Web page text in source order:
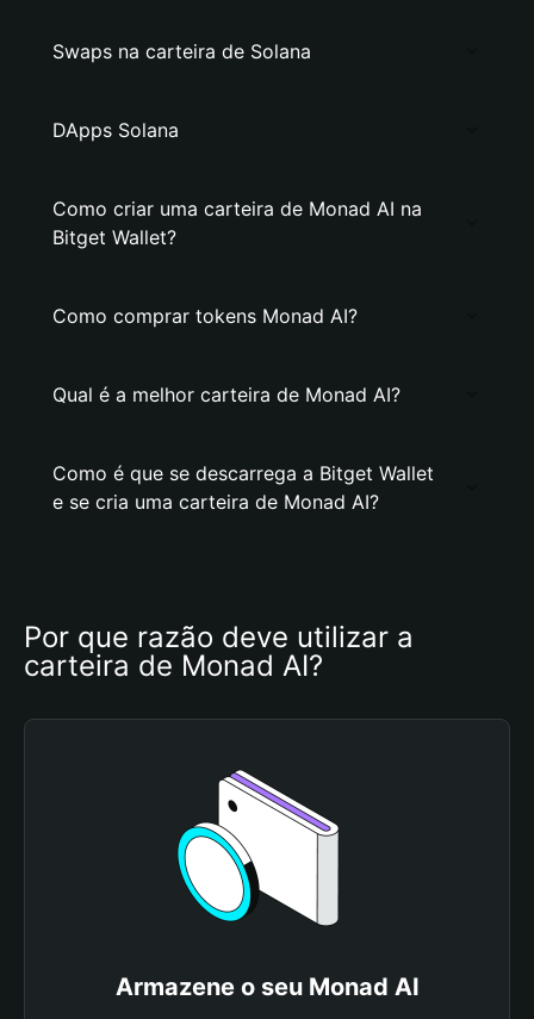
Swaps na carteira de Solana
DApps Solana
Como criar uma carteira de Monad AI na
Bitget Wallet?
Como comprar tokens Monad AI?
Qual é a melhor carteira de Monad AI?
Como é que se descarrega a Bitget Wallet
e se cria uma carteira de Monad AI?
Por que razão deve utilizar a
carteira de Monad AI?
Armazene o seu Monad AI